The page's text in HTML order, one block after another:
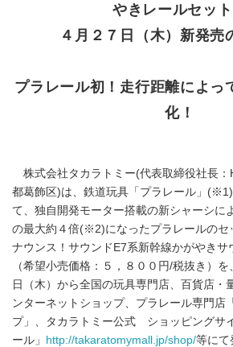
やきレールセット
４月２７日（木）新発売
プラレール初！走行距離によっ
化！
株式会社タカラトミー(代表取締役社長：
都葛飾区)は、鉄道玩具「プラレール」
て、独自開発モーター搭載の新シャーシに
の最大約４倍(※2)になったプラレールのセ
ナウンス！サウンドE7系新幹線かがやきサ
（希望小売価格：５，８００円/税抜き）
日（木）から全国の玩具専門店、百貨店・
ンターネットショップ、プラレール専門店
プ」、タカラトミー公式 ショッピングサ
ール」
http://takaratomymall.jp/shop/等にて